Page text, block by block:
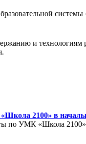
и
2100» в
по УМК «Школа